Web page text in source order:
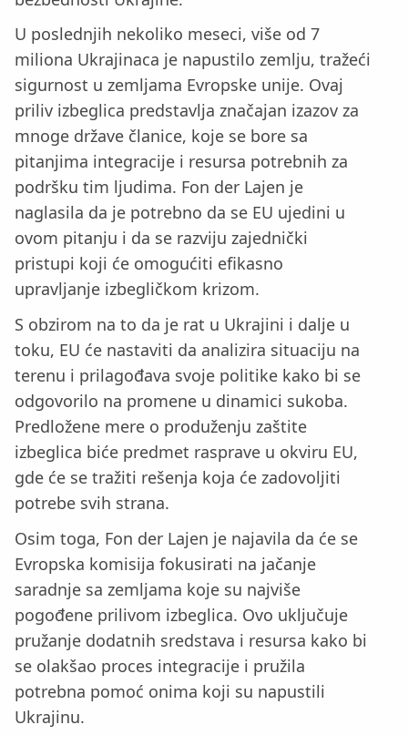
U poslednjih nekoliko meseci, više od 7
miliona Ukrajinaca je napustilo zemlju, tražeći
sigurnost u zemljama Evropske unije. Ovaj
priliv izbeglica predstavlja značajan izazov za
mnoge države članice, koje se bore sa
pitanjima integracije i resursa potrebnih za
podršku tim ljudima. Fon der Lajen je
naglasila da je potrebno da se EU ujedini u
ovom pitanju i da se razviju zajednički
pristupi koji će omogućiti efikasno
upravljanje izbegličkom krizom.
S obzirom na to da je rat u Ukrajini i dalje u
toku, EU će nastaviti da analizira situaciju na
terenu i prilagođava svoje politike kako bi se
odgovorilo na promene u dinamici sukoba.
Predložene mere o produženju zaštite
izbeglica biće predmet rasprave u okviru EU,
gde će se tražiti rešenja koja će zadovoljiti
potrebe svih strana.
Osim toga, Fon der Lajen je najavila da će se
Evropska komisija fokusirati na jačanje
saradnje sa zemljama koje su najviše
pogođene prilivom izbeglica. Ovo uključuje
pružanje dodatnih sredstava i resursa kako bi
se olakšao proces integracije i pružila
potrebna pomoć onima koji su napustili
Ukrajinu.